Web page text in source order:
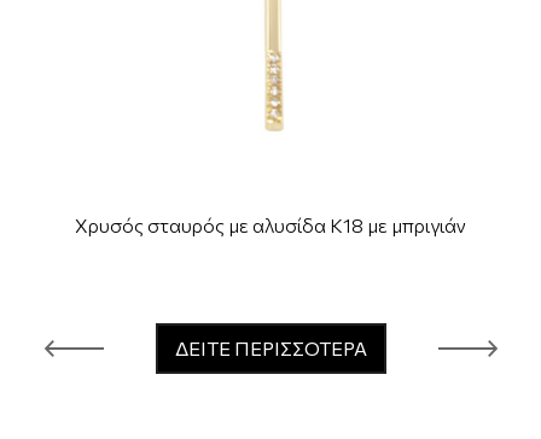
Χρυσός σταυρός με αλυσίδα Κ18 με μπριγιάν
ΔΕΙΤΕ ΠΕΡΙΣΣΟΤΕΡΑ